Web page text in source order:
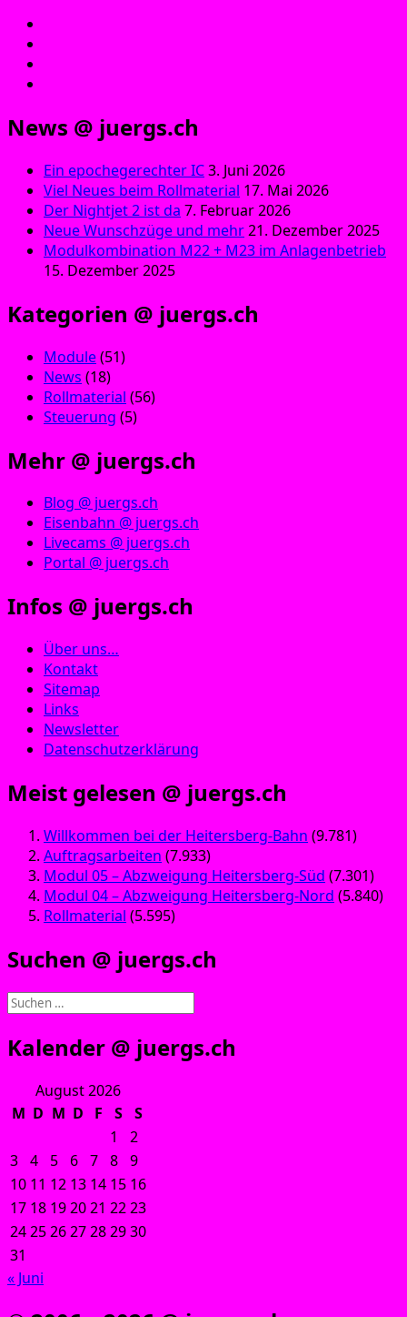
News @ juergs.ch
Ein epochegerechter IC3. Juni 2026
Viel Neues beim Rollmaterial 17. Mai 2026
Der Nightjet 2 ist da 7. Februar 2026
Neue Wunschzüge und mehr21. Dezember 2025
Modulkombination M22 + M23 im Anlagenbetrieb
15. Dezember 2025
Kategorien @ juergs.ch
Module(51)
News (18)
Rollmaterial (56)
Steuerung (5)
Mehr @ juergs.ch
Blog @ juergs.ch
Eisenbahn @ juergs.ch
Livecams @ juergs.ch
Portal @ juergs.ch
Infos @ juergs.ch
Über uns…
Kontakt
Sitemap
Links
Newsletter
Datenschutzerklärung
Meist gelesen @ juergs.ch
Willkommen bei der Heitersberg-Bahn (9.781)
Auftragsarbeiten (7.933)
Modul 05 – Abzweigung Heitersberg-Süd (7.301)
Modul 04 – Abzweigung Heitersberg-Nord (5.840)
Rollmaterial (5.595)
Suchen @ juergs.ch
Suchen
Kalender @ juergs.ch
August 2026
M D M D F S
S
1
2
3 4 5 6 7 8 9
10 11 12 13 14 15 16
17 18 192021 2223
24252627282930
31
« Juni